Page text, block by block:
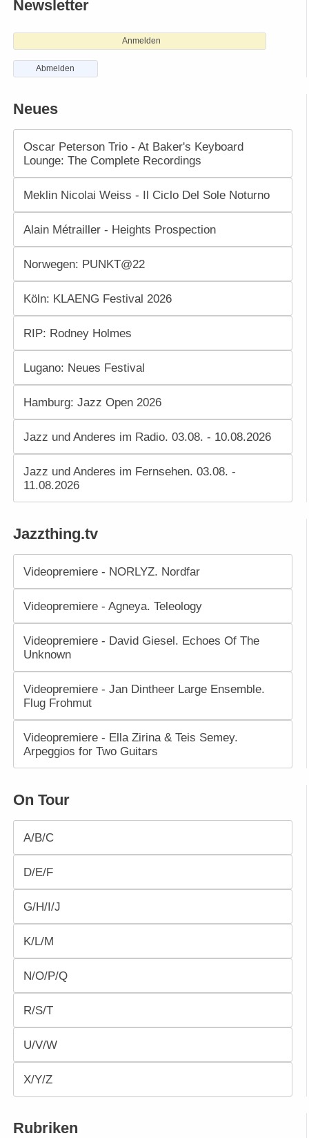
Newsletter
Anmelden
Abmelden
Neues
Oscar Peterson Trio - At Baker's Keyboard
Lounge: The Complete Recordings
Meklin Nicolai Weiss - Il Ciclo Del Sole Noturno
Alain Métrailler - Heights Prospection
Norwegen: PUNKT@22
Köln: KLAENG Festival 2026
RIP: Rodney Holmes
Lugano: Neues Festival
Hamburg: Jazz Open 2026
Jazz und Anderes im Radio. 03.08. - 10.08.2026
Jazz und Anderes im Fernsehen. 03.08. -
11.08.2026
Jazzthing.tv
Videopremiere - NORLYZ. Nordfar
Videopremiere - Agneya. Teleology
Videopremiere - David Giesel. Echoes Of The
Unknown
Videopremiere - Jan Dintheer Large Ensemble.
Flug Frohmut
Videopremiere - Ella Zirina & Teis Semey.
Arpeggios for Two Guitars
On Tour
A/B/C
D/E/F
G/H/I/J
K/L/M
N/O/P/Q
R/S/T
U/V/W
X/Y/Z
Rubriken